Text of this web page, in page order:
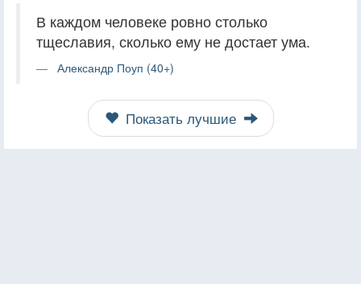
В каждом человеке ровно столько
тщеславия, сколько ему не достает ума.
Александр Поуп (40+)
Показать лучшие